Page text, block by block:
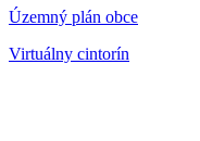
Územný plán obce
Virtuálny cintorín